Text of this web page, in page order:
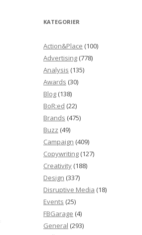
KATEGORIER
Action&Place (100)
Advertising (778)
Analysis (135)
Awards (30)
Blog (138)
BoR:ed (22)
Brands (475)
Buzz (49)
Campaign (409)
Copywriting (127)
Creativity (188)
Design (337)
Disruptive Media (18)
Events (25)
FBGarage (4)
General (293)